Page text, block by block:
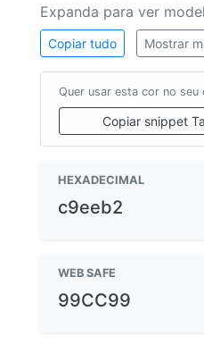
Expanda para ver
Copiar tudo Mostrar
Quer usar esta cor no seu
Copiar snippet
HEXADECIMAL
c9eeb2
WEB SAFE
99CC99